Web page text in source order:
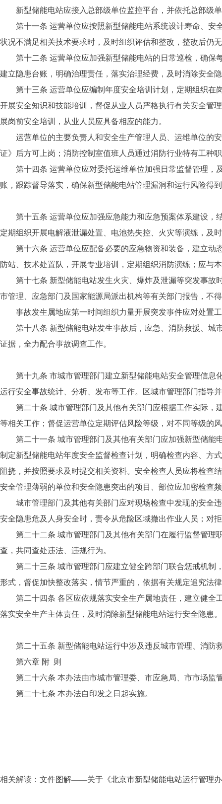
新型储能电站应接入总部级单位监控平台，并依托总部级
第十一条 运营单位应按照新型储能电站系统设计寿命、安
状况不满足相关技术要求时，及时组织评估和整改，整改后仍
第十二条 运营单位应加强新型储能电站的日常巡检，确保
建立隐患台账，明确治理责任，落实治理经费，及时消除安全
第十三条 运营单位应编制年度安全培训计划，定期组织在
开展安全知识和技能培训，督促从业人员严格执行有关安全管
展岗前安全培训，从业人员应具备相应的能力。
运营单位的主要负责人和安全生产管理人员、运维单位的安
证》后方可上岗；消防控制室值班人员通过消防行业特有工种
第十四条 运营单位应对委托运维单位加强日常监督管理，
账，跟踪督导落实，确保新型储能电站管理漏洞和运行风险得
第十五条 运营单位应加强应急能力和应急预案体系建设，
定期组织开展电解液泄漏处置、电池热失控、火灾等演练，及
第十六条 运营单位应配备必要的应急物资和装备，建立动
防站、技术处置队，开展专业培训，定期组织消防演练；应与
第十七条 新型储能电站发生火灾、爆炸及泄漏等突发事故
市管理、应急部门及国家能源局派出机构等有关部门报告，不
事故发生属地应第一时间组织力量开展突发事件应对处置工
第十八条 新型储能电站发生事故后，应急、消防救援、城
证据，全力配合事故调查工作。
第十九条 市城市管理部门建立新型储能电站安全管理信息
运行安全事故统计、分析、发布等工作。区城市管理部门指导
第二十条 城市管理部门及其他有关部门应根据工作实际，
等相关工作；督促运营单位定期评估风险等级，对不同等级的
第二十一条 城市管理部门及其他有关部门应加强新型储能
制定新型储能电站年度安全监督检查计划，明确检查内容、方
阻挠，并按照要求及时提交相关资料。安全检查人员应将检查
安全管理薄弱的单位和安全隐患突出的项目、部位应加密检查
城市管理部门及其他有关部门应对现场检查中发现的安全违
安全隐患危及人身安全时，责令从危险区域撤出作业人员；对
第二十二条 城市管理部门及其他有关部门在履行监督管理
查，共同查处违法、违规行为。
第二十三条 城市管理部门应建立健全跨部门联合惩戒机制
形式，督促加快整改落实，情节严重的，依据有关规定追究法
第二十四条 各区应依规落实安全生产属地责任，建立健全
落实安全生产主体责任，及时消除新型储能电站运行安全隐患。
第二十五条 新型储能电站运行中涉及违反城市管理、消防
第六章 附 则
第二十六条 本办法由市城市管理委、市应急局、市市场监
第二十七条 本办法自印发之日起实施。
相关解读： 文件图解——关于《北京市新型储能电站运行管理